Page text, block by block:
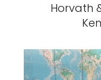
Horvath